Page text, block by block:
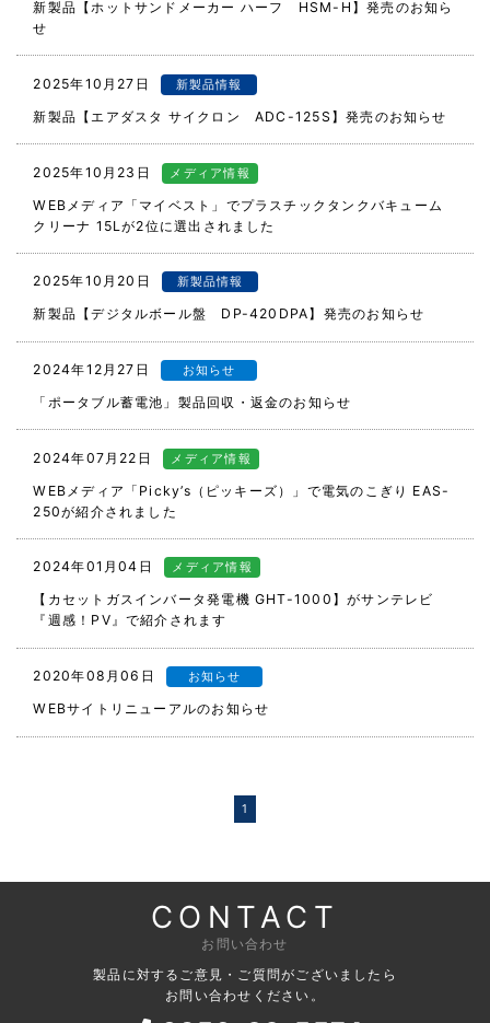
新製品【ホットサンドメーカー ハーフ HSM-H】発売のお知ら
せ
2025年10月27日 新製品情報
新製品【エアダスタ サイクロン ADC-125S】発売のお知らせ
2025年10月23日 メディア情報
WEBメディア「マイベスト」でプラスチックタンクバキューム
クリーナ 15Lが2位に選出されました
2025年10月20日 新製品情報
新製品【デジタルボール盤 DP-420DPA】発売のお知らせ
2024年12月27日 お知らせ
「ポータブル蓄電池」製品回収・返金のお知らせ
2024年07月22日 メディア情報
WEBメディア「Picky’s（ピッキーズ）」で電気のこぎり EAS-
250が紹介されました
2024年01月04日 メディア情報
【カセットガスインバータ発電機 GHT-1000】がサンテレビ
『週感！PV』で紹介されます
2020年08月06日 お知らせ
WEBサイトリニューアルのお知らせ
1
CONTACT
お問い合わせ
製品に対するご意見・ご質問がございましたら
お問い合わせください。